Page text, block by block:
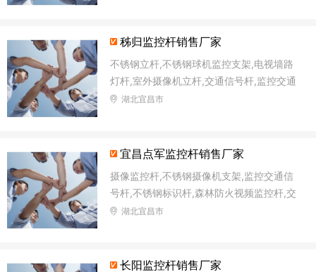
秭归监控杆销售厂家
不锈钢立杆,不锈钢球机监控支架,电视墙路
灯杆,室外摄像机立杆,交通信号杆,监控交通
信号杆,一体化交通信号灯杆,电子监控杆
湖北宜昌市
宜昌点军监控杆销售厂家
摄像监控杆,不锈钢摄像机支架,监控交通信
号杆,不锈钢标识杆,森林防火视频监控杆,交
通信号杆灯杆,太阳能监控灯灯杆,交通安防
湖北宜昌市
长阳监控杆销售厂家